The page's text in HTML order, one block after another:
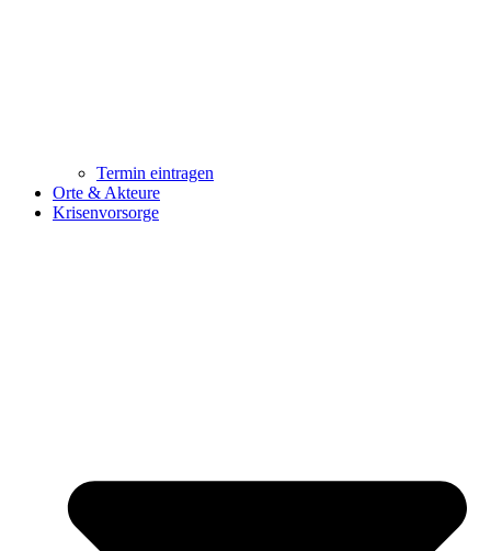
Termin eintragen
Orte & Akteure
Krisenvorsorge